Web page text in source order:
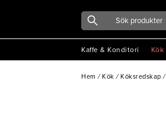
Kaffe & Konditori Kök
Hem / Kök / Köksredskap /